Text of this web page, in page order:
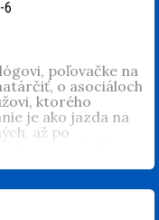
6
poľovačke na
o asociáloch
ktorého
je ako jazda na
až po
a dospievanie
na Škole
odbor umelecké